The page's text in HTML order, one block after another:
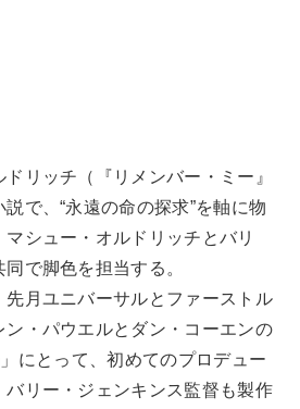
リッチ（『リメンバー・ミー』
で、“永遠の命の探求”を軸に物
シュー・オルドリッチとバリ
で脚色を担当する。
先月ユニバーサルとファーストル
ン・パウエルとダン・コーエンの
にとって、初めてのプロデュー
バリー・ジェンキンス監督も製作